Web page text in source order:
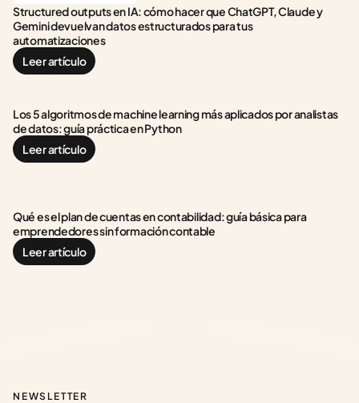
Structured outputs en IA: cómo hacer que ChatGPT, Claude y
Gemini devuelvan datos estructurados para tus
automatizaciones
Leer artículo
Los 5 algoritmos de machine learning más aplicados por analistas
de datos: guía práctica en Python
Leer artículo
Qué es el plan de cuentas en contabilidad: guía básica para
emprendedores sin formación contable
Leer artículo
NEWSLETTER